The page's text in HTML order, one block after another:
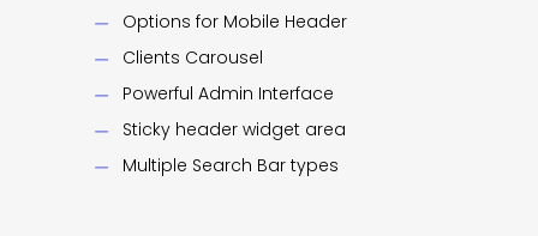
Options for Mobile Header
Clients Carousel
Powerful Admin Interface
Sticky header widget area
Multiple Search Bar types